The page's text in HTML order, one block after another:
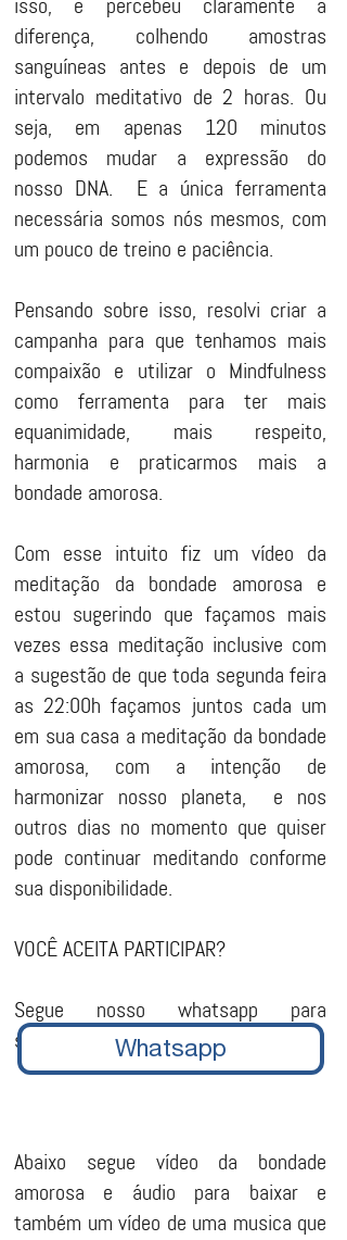
diferença, colhendo amostras
sanguíneas antes e depois de um
intervalo meditativo de 2 horas. Ou
seja, em apenas 120 minutos
podemos mudar a expressão do
nosso DNA. E a única ferramenta
necessária somos nós mesmos, com
um pouco de treino e paciência.
Pensando sobre isso, resolvi criar a
campanha para que tenhamos mais
compaixão e utilizar o Mindfulness
como ferramenta para ter mais
equanimidade, mais respeito,
harmonia e praticarmos mais a
bondade amorosa.
Com esse intuito fiz um vídeo da
meditação da bondade amorosa e
estou sugerindo que façamos mais
vezes essa meditação inclusive com
a sugestão de que toda segunda feira
as 22:00h façamos juntos cada um
em sua casa a meditação da bondade
amorosa, com a intenção de
harmonizar nosso planeta, e nos
outros dias no momento que quiser
pode continuar meditando conforme
sua disponibilidade.
VOCÊ ACEITA PARTICIPAR?
Segue nosso whatsapp para
solicitação de entrada no grupo
Abaixo segue vídeo da bondade
amorosa e áudio para baixar e
também um vídeo de uma musica que
Whatsapp